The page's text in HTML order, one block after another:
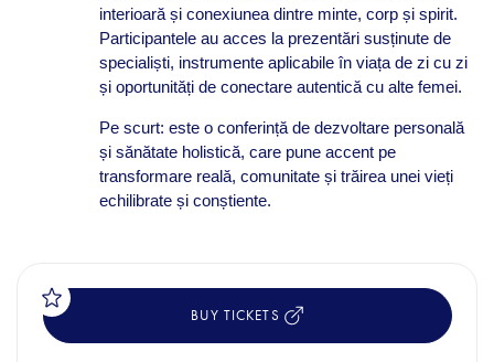
interioară și conexiunea dintre minte, corp și spirit.
Participantele au acces la prezentări susținute de
specialiști, instrumente aplicabile în viața de zi cu zi
și oportunități de conectare autentică cu alte femei.
Pe scurt: este o conferință de dezvoltare personală
și sănătate holistică, care pune accent pe
transformare reală, comunitate și trăirea unei vieți
echilibrate și conștiente.
BUY TICKETS